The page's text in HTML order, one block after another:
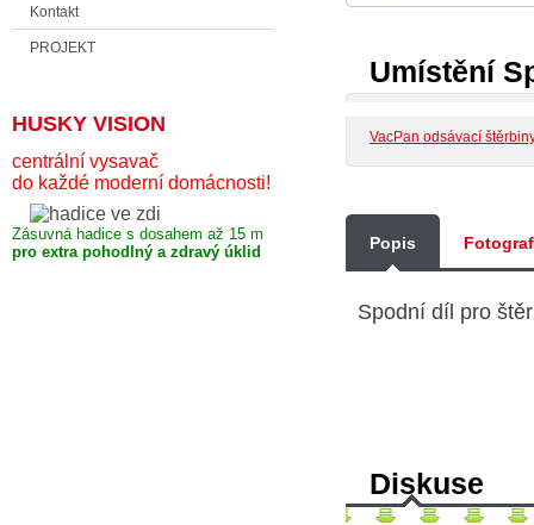
Kontakt
PROJEKT
HUSKY VISION
centrální vysavač
do každé moderní domácnosti!
Zásuvná hadice s dosahem až 15 m
pro extra pohodlný a zdravý úklid
Umístění
VacPan odsávací
Popis
Spodní díl pro
Diskuse